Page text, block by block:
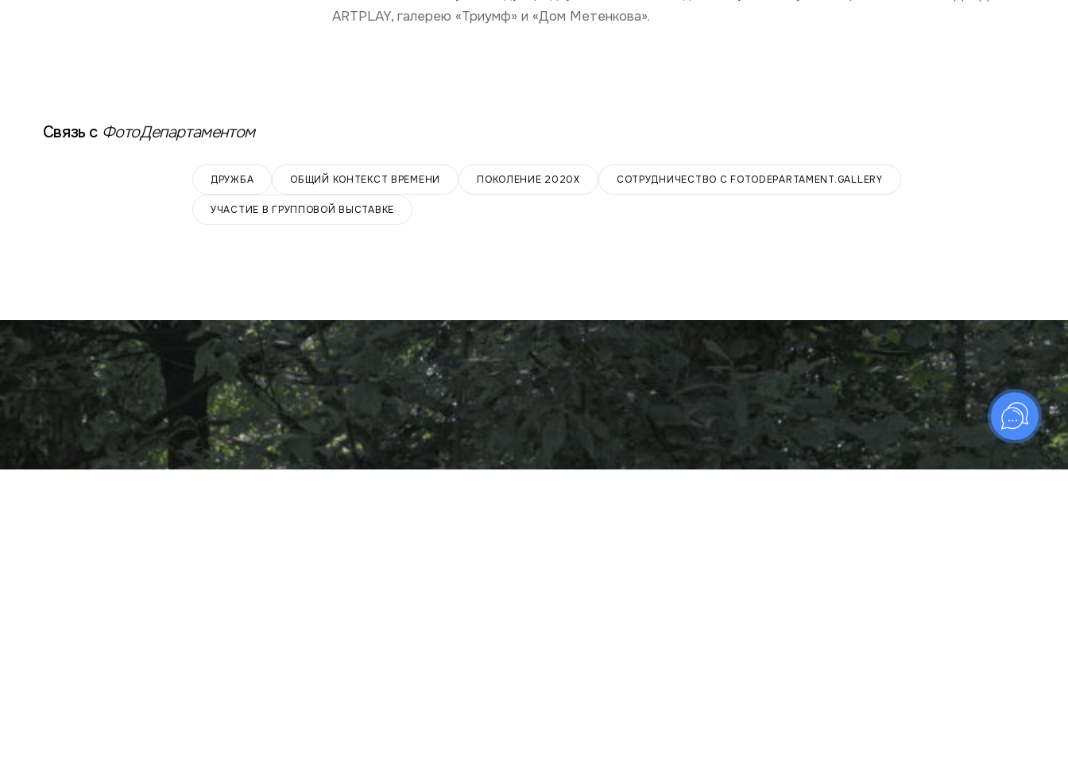
ARTPLAY, галерею «Триумф» и «Дом Метенкова».
Связь с ФотоДепартаментом
ДРУЖБА ОБЩИЙ КОНТЕКСТ ВРЕМЕНИ ПОКОЛЕНИЕ 2020Х СОТРУДНИЧЕСТВО С FOTODEPARTAMENT.GALLERY
УЧАСТИЕ В ГРУППОВОЙ ВЫСТАВКЕ